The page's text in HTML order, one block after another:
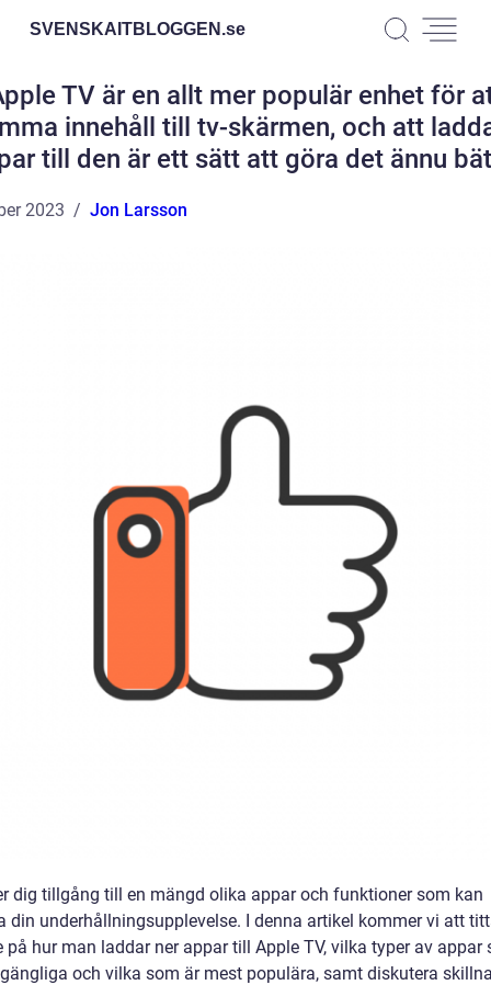
SVENSKAITBLOGGEN.se
TV är en allt mer populär enhet för
innehåll till tv-skärmen, och att
till den är ett sätt att göra det ännu
2023 Jon Larsson
dig tillgång till en mängd olika appar och funktioner som kan
din underhållningsupplevelse. I denna artikel kommer vi att
på hur man laddar ner appar till Apple TV, vilka typer av appar
och vilka som är mest populära, samt diskutera